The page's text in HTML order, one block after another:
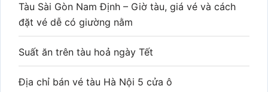
Tàu Sài Gòn Nam Định – Giờ tàu, giá vé và cách
đặt vé dễ có giường nằm
Suất ăn trên tàu hoả ngày Tết
Địa chỉ bán vé tàu Hà Nội 5 cửa ô